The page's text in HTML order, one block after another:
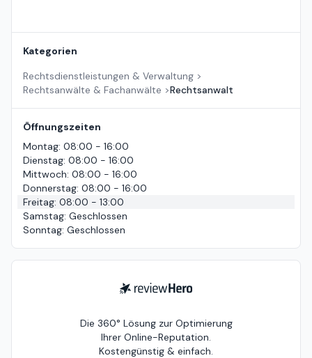
Kategorien
Rechtsdienstleistungen & Verwaltung >
Rechtsanwälte & Fachanwälte >Rechtsanwalt
Öffnungszeiten
Montag: 08:00 - 16:00
Dienstag: 08:00 - 16:00
Mittwoch: 08:00 - 16:00
Donnerstag: 08:00 - 16:00
Freitag: 08:00 - 13:00
Samstag: Geschlossen
Sonntag: Geschlossen
ReviewHero
Die 360° Lösung zur Optimierung
Ihrer Online-Reputation.
Kostengünstig & einfach.